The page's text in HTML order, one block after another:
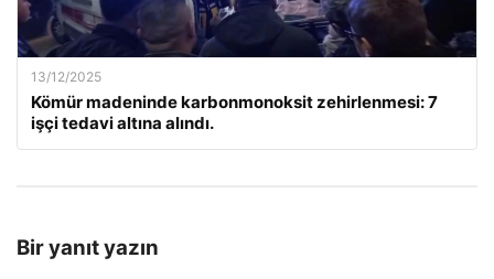
13/12/2025
Kömür madeninde karbonmonoksit zehirlenmesi: 7
işçi tedavi altına alındı.
Bir yanıt yazın